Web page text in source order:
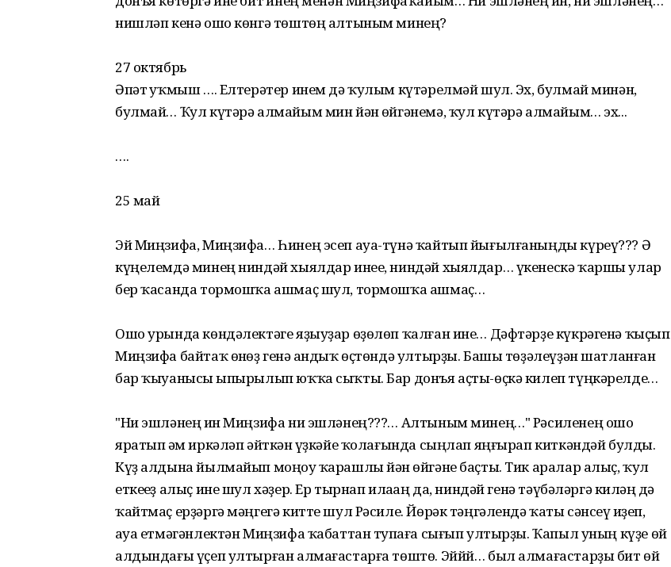
нишләп кенә ошо көнгә төштөң алтыным минең?
27 октябрь
Әпәт һуҡмыш …. Елтерәтер инем дә ҡулым күтәрелмәй шул. Эх, булмай минән,
булмай… Ҡул күтәрә алмайым мин йән һөйгәнемә, ҡул күтәрә алмайым… эх...
….
25 май
Эй Миңзифа, Миңзифа… Һинең эсеп ауа-түнә ҡайтып йығылғаныңды күреү??? Ә
күңелемдә минең ниндәй хыялдар инее, ниндәй хыялдар… үкенескә ҡаршы улар
бер ҡасанда тормошҡа ашмаҫ шул, тормошҡа ашмаҫ…
Ошо урында көндәлектәге яҙыуҙар өҙөлөп ҡалған ине… Дәфтәрҙе күкрәгенә ҡыҫып
Миңзифа байтаҡ өнһөҙ генә һандыҡ өҫтөндә ултырҙы. Башы төҙәлеүҙән шатланған
бар ҡыуанысы һыпырылып юҡҡа сыҡты. Бар донъя аҫты-өҫкә килеп түңкәрелде…
"Ни эшләнең һин Миңзифа ни эшләнең???… Алтыным минең…" Рәсиленең ошо
яратып һәм иркәләп әйткән һүҙкәйе ҡолағында сыңлап яңғырап киткәндәй булды.
Күҙ алдына йылмайып моңһоу ҡарашлы йән һөйгәне баҫты. Тик аралар алыҫ, ҡул
еткеһеҙ алыҫ ине шул хәҙер. Ер тырнап илаһаң да, ниндәй генә тәүбәләргә килһәң дә
ҡайтмаҫ ерҙәргә мәңгегә китте шул Рәсиле. Йөрәк тәңгәлендә ҡаты сәнсеү һиҙеп,
һауа етмәгәнлектән Миңзифа ҡабаттан тупһаға сығып ултырҙы. Ҡапыл уның күҙе өй
алдындағы үҫеп ултырған алмағастарға төштө. Эййй… был алмағастарҙы бит өй